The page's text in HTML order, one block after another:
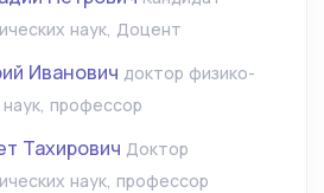
наук, Доцент
Иванович доктор физико-
профессор
Тахирович Доктор
наук, профессор